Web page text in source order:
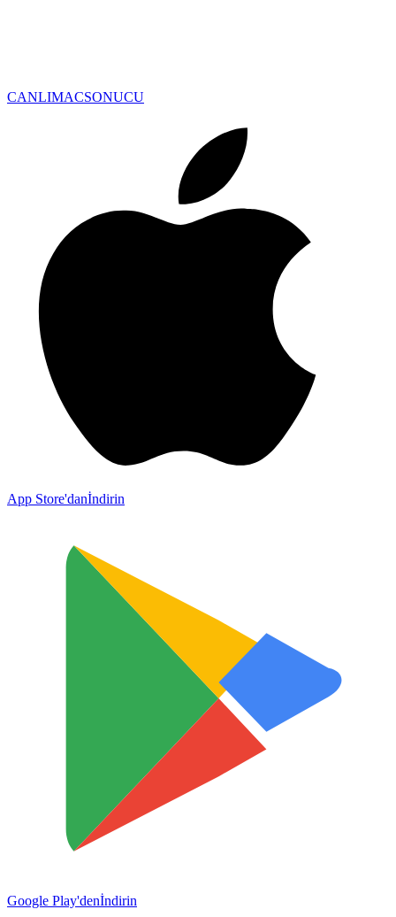
CANLIMACSONUCU
App Store'danİndirin
Google Play'denİndirin